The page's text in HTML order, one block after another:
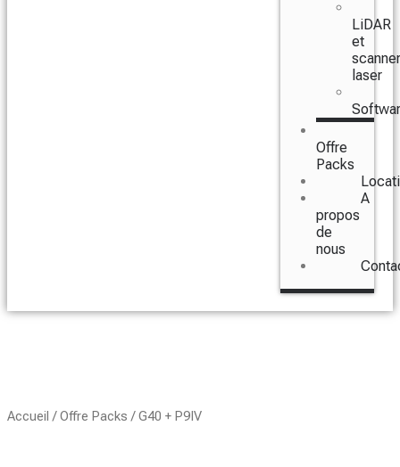
LiDAR
et
scanner
laser
Offre
Packs
A
propos
de
nous
Accueil /Offre Packs / G40 + P9IV